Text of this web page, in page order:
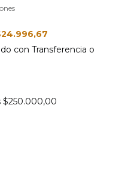
con Transferencia o
$250.000,00